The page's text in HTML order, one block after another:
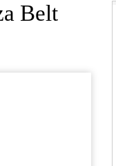
Belt